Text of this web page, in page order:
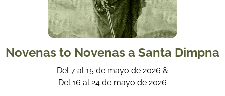
Novenas to Novenas a Santa Dimpna
Del 7 al 15 de mayo de 2026 &
Del 16 al 24 de mayo de 2026